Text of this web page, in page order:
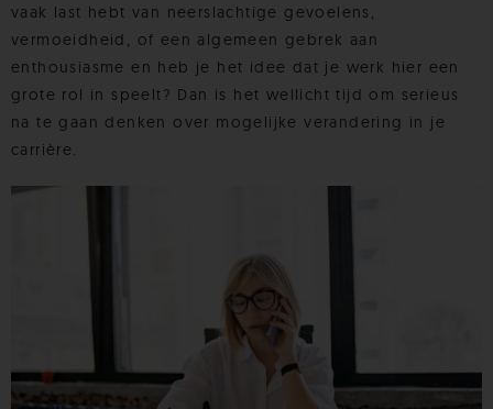
vaak last hebt van neerslachtige gevoelens,
vermoeidheid, of een algemeen gebrek aan
enthousiasme en heb je het idee dat je werk hier een
grote rol in speelt? Dan is het wellicht tijd om serieus
na te gaan denken over mogelijke verandering in je
carrière.